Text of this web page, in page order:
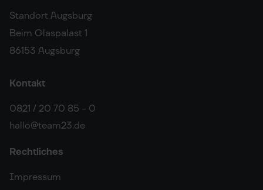
Standort Augsburg
Beim Glaspalast 1
86153 Augsburg
Kontakt
0821 / 20 70 85 - 0
hallo@team23.de
Rechtliches
Impressum